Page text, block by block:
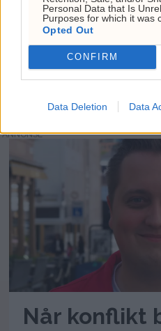
Personal Data that Is
Purposes for which it was
Opted Out
CONFIRM
Data Deletion Data
«Trump-
Rødts
raser
22. juli 2026 -
Når konflikt